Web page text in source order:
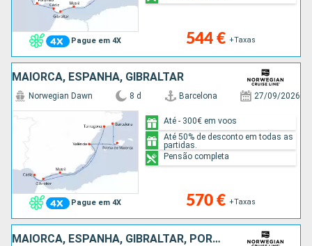
Pague em 4X 544 € +Taxas
MAIORCA, ESPANHA, GIBRALTAR
Pague em 4X
Norwegian Dawn 8 d Barcelona 27/09/2026
570 € +Taxas
Até - 300€ em voos
Até 50% de desconto em todas as
partidas.
Pensão completa
MAIORCA, ESPANHA, GIBRALTAR, PORTUGAL